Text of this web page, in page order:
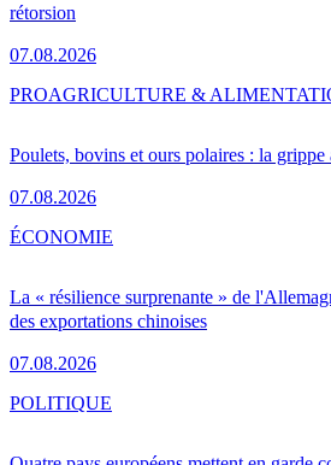
rétorsion
07.08.2026
Poulets, bovins et ours polaires : la grippe
07.08.2026
PROAGRICULTURE &
La « résilience surprenante » de
des exportations chinoises
07.08.2026
ÉCONOMIE
POLITIQUE